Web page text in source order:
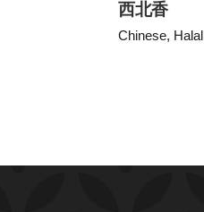
西北香
Chinese, Halal